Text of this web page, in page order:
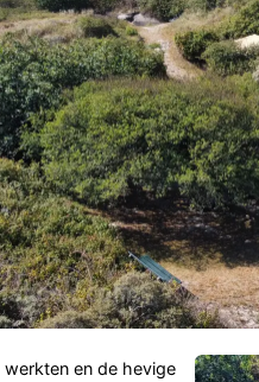
en de hevige